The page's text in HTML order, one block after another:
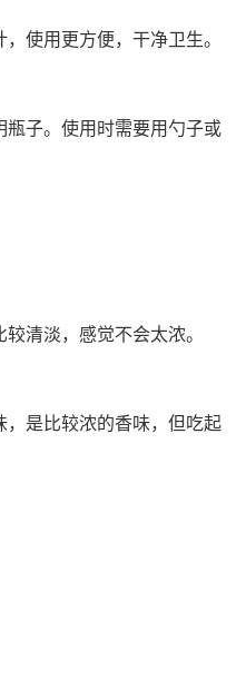
使用更方便，干净卫生。
子。使用时需要用勺子或
清淡，感觉不会太浓。
是比较浓的香味，但吃起